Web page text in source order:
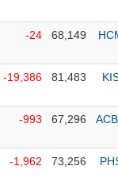
-24 68,149
-19,386 81,483
-993 67,296
-1,962 73,256